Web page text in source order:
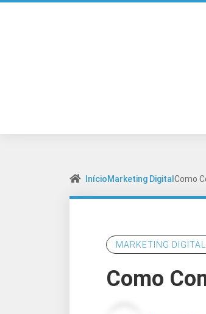
InícioMarketing Digital Como
MARKETING DIGITAL
Como